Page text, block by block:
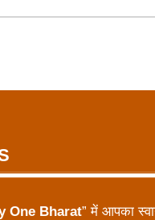
One Bharat” में आपका